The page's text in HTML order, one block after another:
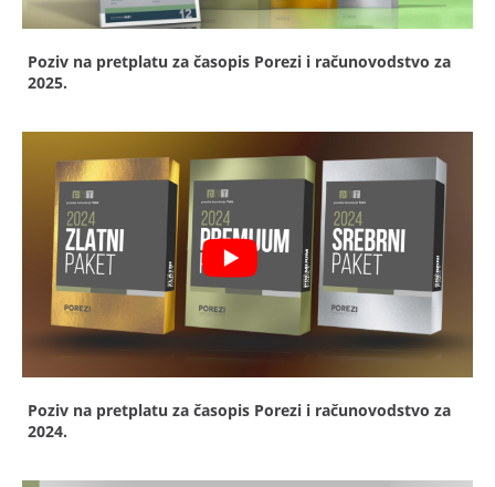
Poziv na pretplatu za časopis Porezi i računovodstvo za
2025.
Poziv na pretplatu za časopis Porezi i računovodstvo za
2024.